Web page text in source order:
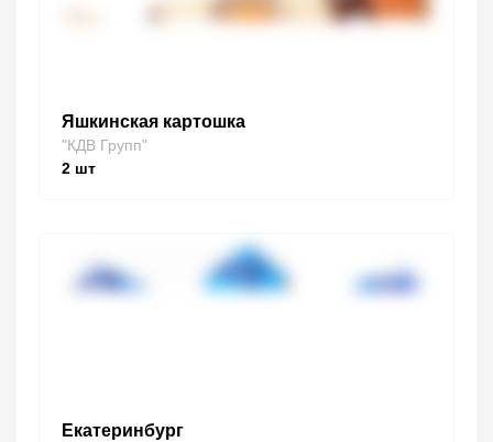
Яшкинская картошка
"КДВ Групп"
2 шт
Екатеринбург